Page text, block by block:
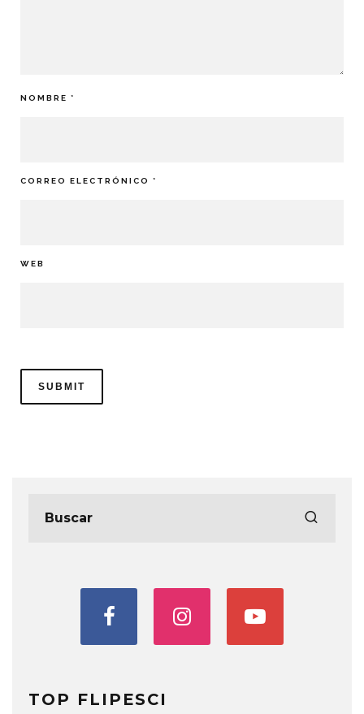
NOMBRE *
CORREO ELECTRÓNICO *
WEB
TOP FLIPESCI